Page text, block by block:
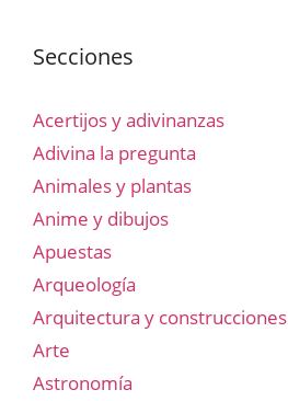
Secciones
Acertijos y adivinanzas
Adivina la pregunta
Animales y plantas
Anime y dibujos
Apuestas
Arqueología
Arquitectura y construcciones
Arte
Astronomía